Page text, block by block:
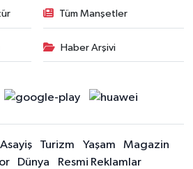
Tüm Manşetler
Haber Arşivi
Asayiş Turizm Yaşam
Magazin
Dünya Resmi Reklamlar